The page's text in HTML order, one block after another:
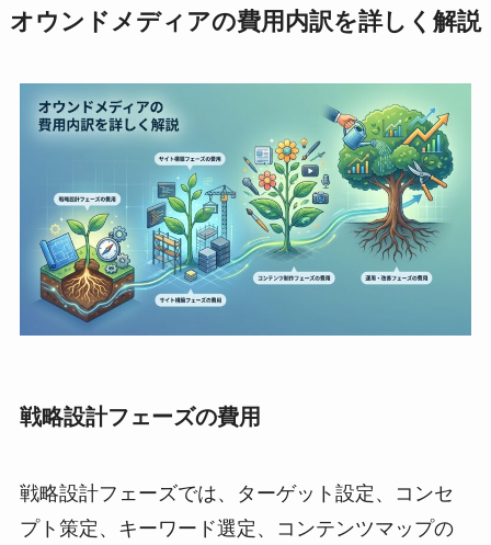
オウンドメディアの費用内訳を詳しく解説
戦略設計フェーズの費用
戦略設計フェーズでは、ターゲット設定、コンセ
プト策定、キーワード選定、コンテンツマップの